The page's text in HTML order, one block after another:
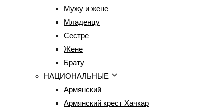
Мужу и жене
Младенцу
Сестре
Жене
Брату
НАЦИОНАЛЬНЫЕ
Армянский
Армянский крест Хачкар